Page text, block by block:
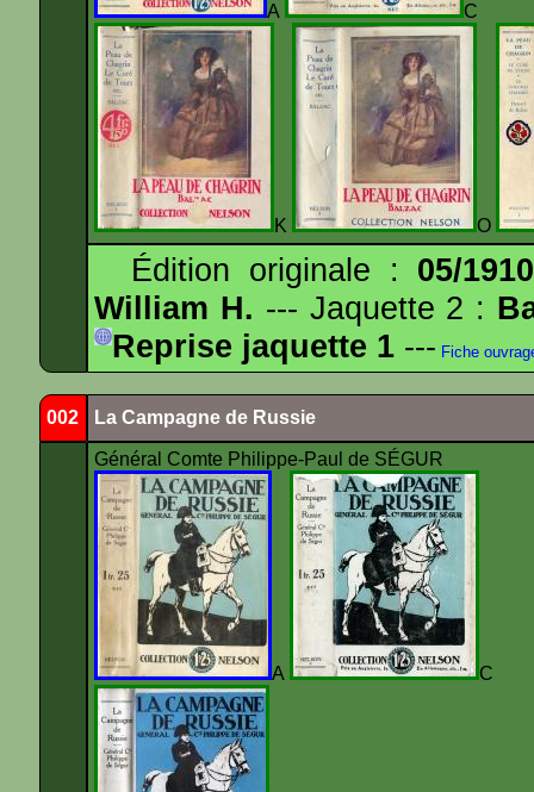
A
K O
Édition originale : 05/1910
William H. --- Jaquette 2 :
Reprise jaquette 1 --- Fiche
002 La Campagne de Russie
Général Comte Philippe-Paul de SÉGUR
A